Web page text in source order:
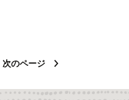
次のページ